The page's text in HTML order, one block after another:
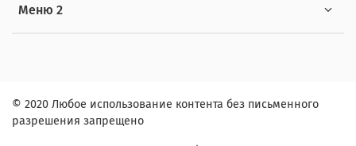
Меню 2
© 2020 Любое использование контента без письменного
разрешения запрещено